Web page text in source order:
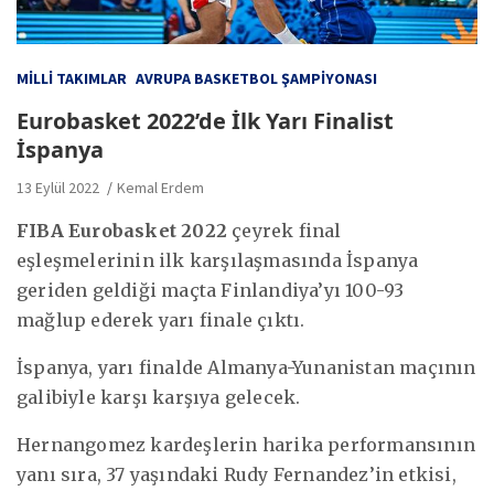
MILLI TAKIMLAR AVRUPA BASKETBOL ŞAMPIYONASI
Eurobasket 2022’de İlk Yarı Finalist
İspanya
13 Eylül 2022 Kemal Erdem
FIBA Eurobasket 2022 çeyrek final
eşleşmelerinin ilk karşılaşmasında İspanya
geriden geldiği maçta Finlandiya’yı 100-93
mağlup ederek yarı finale çıktı.
İspanya, yarı finalde Almanya-Yunanistan maçının
galibiyle karşı karşıya gelecek.
Hernangomez kardeşlerin harika performansının
yanı sıra, 37 yaşındaki Rudy Fernandez’in etkisi,